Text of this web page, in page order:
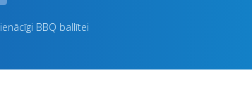
BBQ ballītei